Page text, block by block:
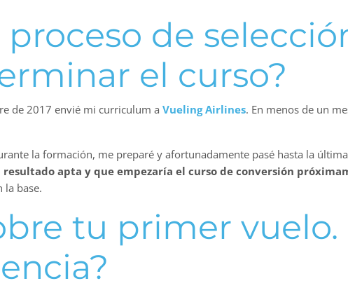
proceso de
el curso?
de 2017 envié mi curriculum a Vueling Airlines. En menos de un
la formación, me preparé y afortunadamente pasé hasta la
apta y que empezaría el curso de conversión
la base.
tu primer vuelo.